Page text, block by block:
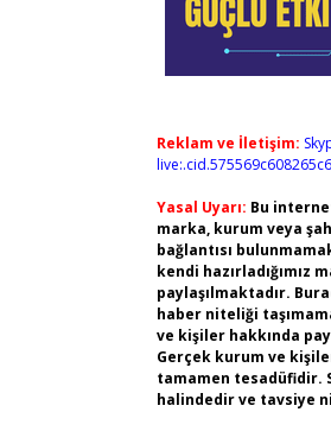
Reklam ve İletişim:
Yasal Uyarı: Bu
marka, kurum veya
bağlantısı
kendi hazırladığımız
paylaşılmaktadır.
haber niteliği
ve kişiler hakkında
Gerçek kurum ve
tamamen tesadüfidir.
halindedir ve tavsiye